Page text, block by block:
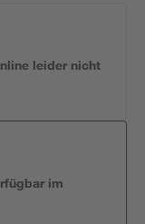
leider nicht
im